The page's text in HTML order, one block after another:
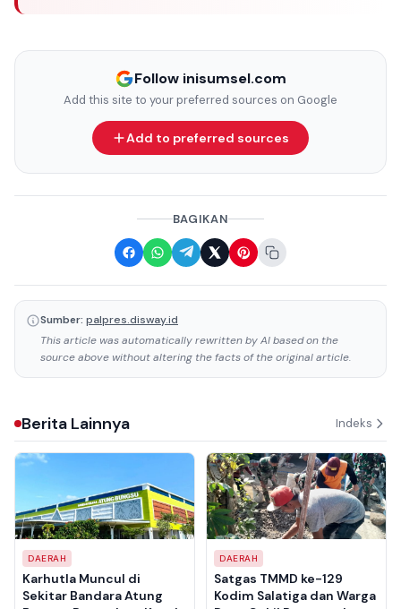
Follow inisumsel.com
Add this site to your preferred sources on Google
Add to preferred sources
BAGIKAN
Sumber: palpres.disway.id
This article was automatically rewritten by AI based on the
source above without altering the facts of the original article.
Berita Lainnya Indeks
DAERAH
Karhutla Muncul di
Sekitar Bandara Atung
DAERAH
Satgas TMMD ke-129
Kodim Salatiga dan Warga